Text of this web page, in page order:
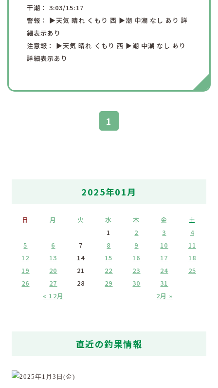
干潮：3:03/15:17
警報： ▶︎天気晴れ くもり 西 ▶︎潮 中潮 なし あり詳
細表示あり
注意報： ▶︎天気晴れ くもり 西 ▶︎潮 中潮 なし あり
詳細表示あり
1
2025年01月
日 月 火 水 木 金 土
« 12月 2月 »
1 2 3
4
5
6 7 8 9 10
11
12
13 14 15 16 17
18
19
20 21 22 23 24
25
26
27 28 29 30 31
直近の釣果情報